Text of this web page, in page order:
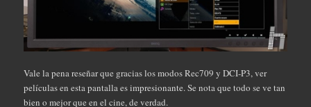
Vale la pena reseñar que gracias los modos Rec709 y DCI-P3, ver
películas en esta pantalla es impresionante. Se nota que todo se ve tan
bien o mejor que en el cine, de verdad.